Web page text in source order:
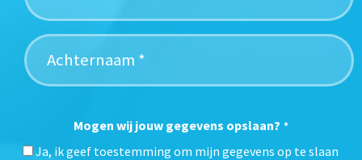
Mogen wij jouw gegevens opslaan? *
Ja, ik geef toestemming om mijn gegevens op te slaan